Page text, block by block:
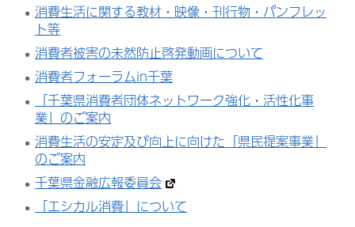
消費生活に関する教材・映像・刊行物・パンフレッ
ト等
消費者被害の未然防止啓発動画について
消費者フォーラムin千葉
「千葉県消費者団体ネットワーク強化・活性化事
業」のご案内
消費生活の安定及び向上に向けた「県民提案事業」
のご案内
千葉県金融広報委員会
「エシカル消費」について